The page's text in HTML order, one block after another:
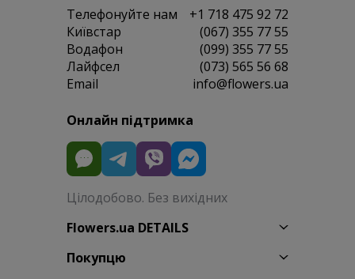
Телефонуйте нам
+1 718 475 92 72
Київстар
(067) 355 77 55
Водафон
(099) 355 77 55
Лайфсел
(073) 565 56 68
Email
info@flowers.ua
Онлайн підтримка
Цілодобово. Без вихідних
Flowers.ua DETAILS
Покупцю